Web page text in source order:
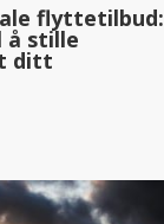
flyttetilbud:
å stille
ditt